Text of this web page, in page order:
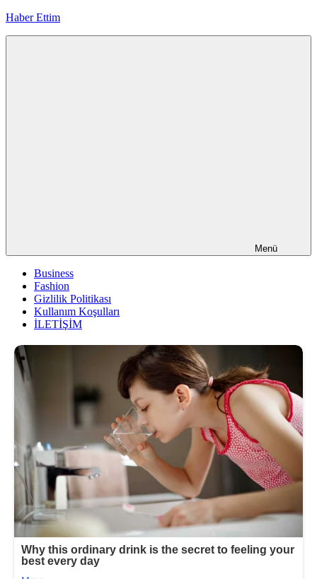
İçeriğe
Haber Ettim
Menü
Business
Fashion
Gizlilik Politikası
Kullanım Koşulları
İLETİŞİM